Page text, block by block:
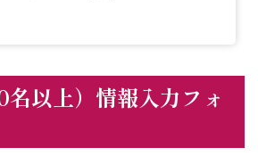
名以上）情報入力フォ